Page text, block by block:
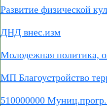
Развитие физической
ДНД внес.изм
Молодежная политика,
МП Благоустройство
510000000